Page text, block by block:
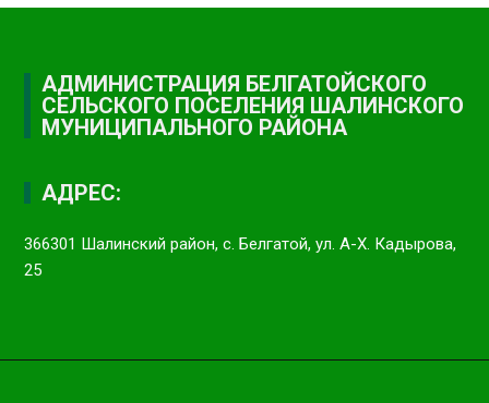
АДМИНИСТРАЦИЯ БЕЛГАТОЙСКОГО
СЕЛЬСКОГО ПОСЕЛЕНИЯ ШАЛИНСКОГО
МУНИЦИПАЛЬНОГО РАЙОНА
АДРЕС:
366301 Шалинский район, с. Белгатой, ул. А-Х. Кадырова,
25